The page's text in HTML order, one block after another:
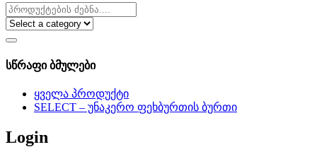
სწრაფი ბმულები
ყველა პროდუქტი
SELECT – უნაკერო ფეხბურთის ბურთი
Login